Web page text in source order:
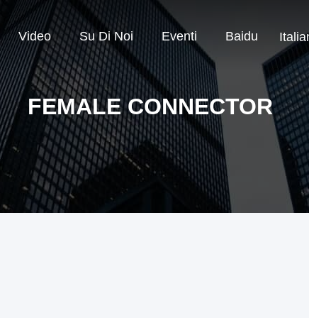
Video Su Di Noi Eventi Baidu
FEMALE CONNECTOR